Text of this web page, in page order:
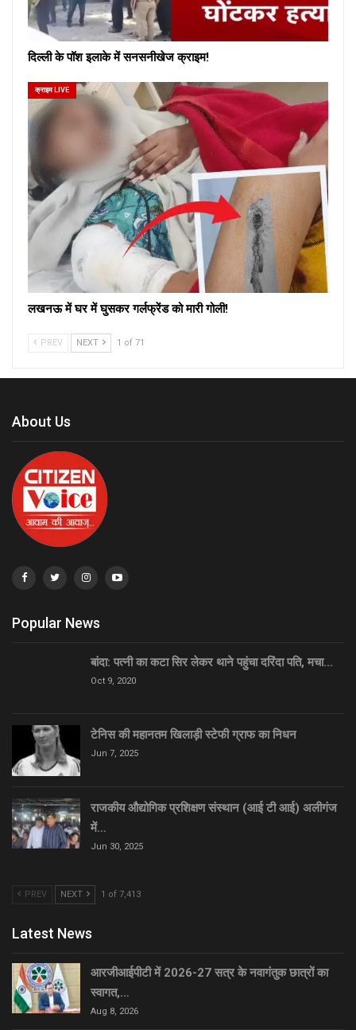
दिल्ली के पॉश इलाके में सनसनीखेज क्राइम!
क्राइम LIVE
लखनऊ में घर में घुसकर गर्लफ्रेंड को मारी गोली!
PREV NEXT 1 of 71
About Us
Popular News
बांदा: पत्नी का कटा सिर लेकर थाने पहुंचा दरिंदा पति, मचा…
Oct 9, 2020
टेनिस की महानतम खिलाड़ी स्टेफी ग्राफ का निधन
Jun 7, 2025
राजकीय औद्योगिक प्रशिक्षण संस्थान (आई टी आई) अलीगंज
में…
Jun 30, 2025
PREV NEXT 1 of 7,413
Latest News
आरजीआईपीटी में 2026-27 सत्र के नवागंतुक छात्रों का
स्वागत,…
Aug 8, 2026